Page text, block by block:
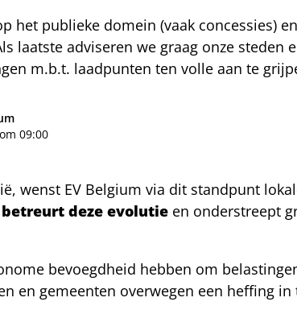
publieke domein (vaak concessies)
laatste adviseren we graag onze steden
m.b.t. laadpunten ten volle aan te
09:00
wenst EV Belgium via dit standpunt
betreurt deze evolutie en onderstreept
bevoegdheid hebben om
en gemeenten overwegen een heffing